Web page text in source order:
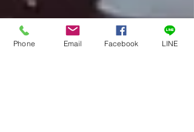
Phone Email Facebook LINE